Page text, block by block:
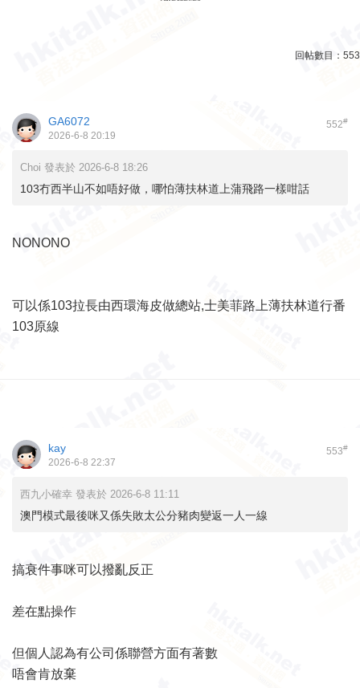
回帖數目： 553
552#
GA6072
2026-6-8 20:19
Choi 發表於 2026-6-8 18:26
103冇西半山不如唔好做，哪怕薄扶林道上蒲飛路一樣咁話
NONONO
可以係103拉長由西環海皮做總站,士美菲路上薄扶林道行番
103原線
553#
kay
2026-6-8 22:37
西九小確幸 發表於 2026-6-8 11:11
澳門模式最後咪又係失敗太公分豬肉變返一人一線
搞衰件事咪可以撥亂反正
差在點操作
但個人認為有公司係聯營方面有著數
唔會肯放棄